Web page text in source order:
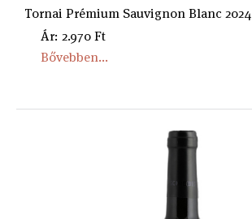
Tornai Prémium Sauvignon Blanc 2024
Ár: 2.970 Ft
Bővebben...